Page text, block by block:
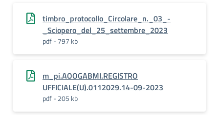
timbro_protocollo_Circolare_n._03_-
_Sciopero_del_25_settembre_2023
pdf - 797 kb
m_pi.AOOGABMI.REGISTRO
UFFICIALE(U).0112029.14-09-2023
pdf - 205 kb